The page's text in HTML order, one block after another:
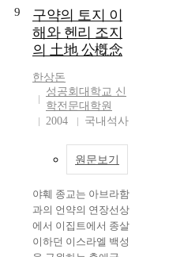
니, 우리가 그를 파악
할 수 있는 정도에 따
라서가 아니라 그분 그
대로의 그를 두려워하
고 사람하는 것이다.
절대적으로 믿음은 하
느님과 인간사이에 있
는 일반적 정황을 의미
한다. 따라서 교회가
가 일어나고 기적이 일
어날 수 있는 하나의
가능성으로 존재하기
위하여 필요한 필수조
교와의 만남과 대화에
서 자신이 믿고 신앙하
는 종교에 대한 정체성
(正體性)을 확인하며,
이웃종교와의 ‘다름과
차이’를 더욱 분명하
게 인식하기 위함이다.
따라서 기독교의 본질
에 대한 믿음, 예수 그
그리고 성령에 대한 믿
음이 그것이다. 즉, 삼
위일체(三位一體)적
신앙이 그 독특성을 이
있는 우리의 삶의 자리
인 현대사회와 우리가
몸담고 누리며, 살아가
하여 그 의미와 특징을
살펴본다. 그리고 제Ⅲ
장에서는 교회와 관련
서 역사의 흐름과 더불
어 등장하여 오늘에 이
르기까지, 우리가 받아
들이고 있는 교회의 의
미(교회론)에 대하여
간략하게 살펴보고, 그
리고 교회의 존재양식
COS(Clinical Orff-
Schulwerk), 창조적
(Creative), 즉흥음악치
GIM(Gulded Imagery
and Music) 등의 방법
을 사용한다. 21세기
적 목회방안으로 '건강
함'과 '전문성'을 강조
했는데, 특히 고령화시
대의 심각한 노인문제
에 초점을 맞추었다.
그리고 3개의 사례를
통하여 음악치료의 이
론과 실제의 균형 있는
들이 진정 구원받은 사
람들이며 진정한 교회
라고 주장하였다. 그런
거룩한 백성으로 선택
된 자들은 오직 하느님
만이 알고 계시는 까닭
에 감추어져 있고 불가
시적이다. 루터는 이런
선택된 불가시적 교회
와 성자들과 죄인들이
혼합되어 있는 경험적
교회를 다음과 같이 구
별하였다. "그리스도
교는 하나의 믿음 안에
있는 영혼의 영적 모임
회체제를 일본적 교회
체계로 대체시켜 철저
히 천황제 중심의 종교
체성을 확립하려는 일
제의 만행에 대해 서술
하였다. Ⅲ장에서는 신
사참배에 대한 각국 선
교사들의 대응과 교회
의 대응을 알아보고 신
사참배 수용 이후의 교
회의 변질과 종교단체
법을 시발로 한 교회의
통합을 통해 일제 말
한국 교회가 격어야 했
던 고통과 인내의 시기
무도 부인 할 수 없을
것이다. 예수 역시 이
스라엘로 상징되는 모
든 인류가 사랑하며 평
화롭고 행복하게 사는
하느님 나라를 소망했
고, 하느님의 공동체
속에서 밀려나고 소외
속으로 복귀토록 한 것
이를 위해 예수가 택한
방법은 바로 밥을 함께
먹는 밥상공동체 운동
이었다. 예수는 자신이
튜더 왕조 이전에도 종
교개혁의 움직임이 보
였지만 종교개혁이 본
격화되고 후대에도 영
향을 끼친 것은 16세
기, 튜더 왕조의 시대
였기에 역사적 의의는
더 클 것이다. 잉글랜
대에 이르러서 그의 개
기보다는 정치적이라
고 보는 것이 옳을 것
이다. 로마 교황으로부
터 정치적 독립은 단순
9
구약의 토지 이
해와 헨리 조지
의 土地 公槪念
한상돈
성공회대학교 신
학전문대학원
2004
국내석사
원문보기
야훼 종교는 아브라함
과의 언약의 연장선상
에서 이집트에서 종살
이하던 이스라엘 백성